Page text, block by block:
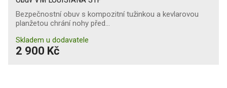
Bezpečnostní obuv s kompozitní tužinkou a kevlarovou
planžetou chrání nohy před…
Skladem u dodavatele
2 900 Kč